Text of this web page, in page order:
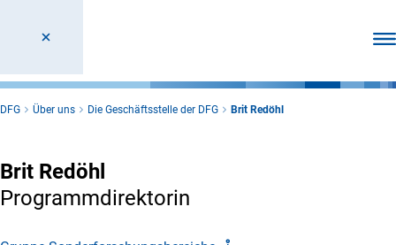
DFG Über uns Die Geschäftsstelle der DFG Brit Redöhl
Brit Redöhl
Programmdirektorin